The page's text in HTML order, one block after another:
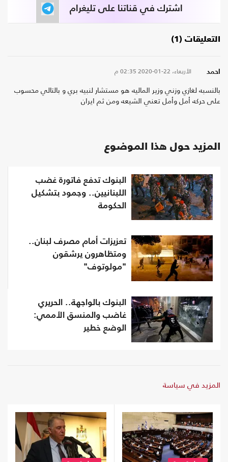
اشترك في قناتنا على تليغرام
التعليقات (1)
احمد الأربعاء، 22-01-2020 02:35 م
بالنسبه لغازي وزني وزير الماليه هو مستشار لنبيه بري و بالتالي محسوب
على حركه أمل وأمل تعني الشيعه ومن ثم ايران
المزيد حول هذا الموضوع
البنوك تدفع فاتورة غضب
اللبنانيين.. وجمود بتشكيل
الحكومة
تعزيزات أمام مصرف لبنان..
ومتظاهرون يرشقون
"مولوتوف"
البنوك بالواجهة.. الحريري
غاضب والمنسق الأممي:
الوضع خطير
المزيد في سياسة